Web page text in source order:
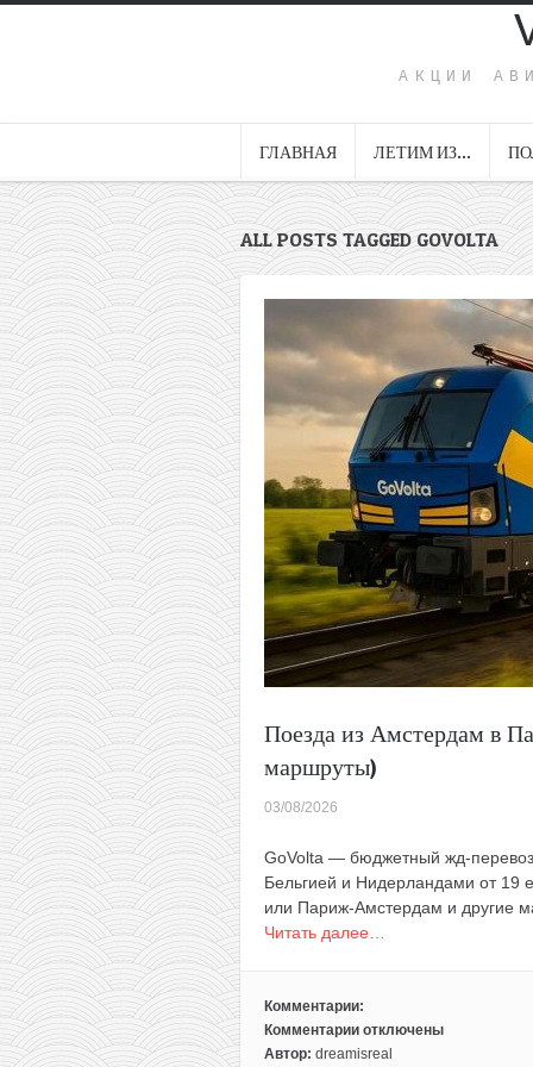
АКЦИИ
ГЛАВНАЯ ЛЕТИМ ИЗ…
ALL POSTS TAGGED GOVOLTA
Поезда из Амстердам в
маршруты)
03/08/2026
GoVolta — бюджетный жд-
Бельгией и Нидерландами от 19
или Париж-Амстердам и другие
Читать далее…
Комментарии:
Комментарии
к
отключены
Автор: dreamisreal